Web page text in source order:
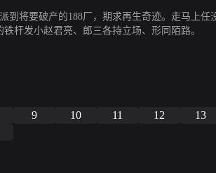
到将要破产的188厂，期求再生奇迹。走马上
杆发小赵君亮、郎三各持立场、形同陌路。
9 10 11 12 13